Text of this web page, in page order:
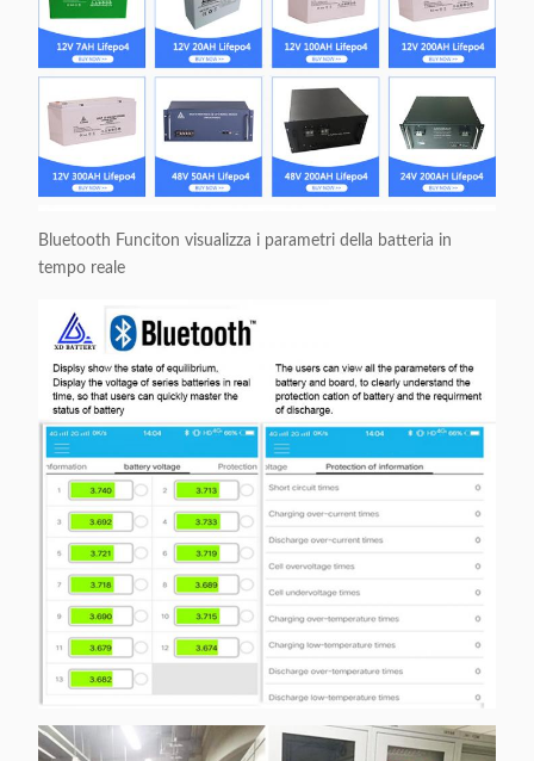
Bluetooth Funciton visualizza i parametri della batteria in
tempo reale